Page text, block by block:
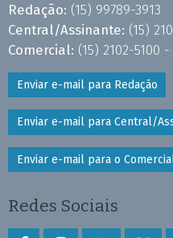
Redação: (15) 99789-3913
Central/Assinante: (15)
Comercial: (15) 2102-5100
Enviar e-mail para Redação
Enviar e-mail para Central/
Enviar e-mail para o
Redes Sociais